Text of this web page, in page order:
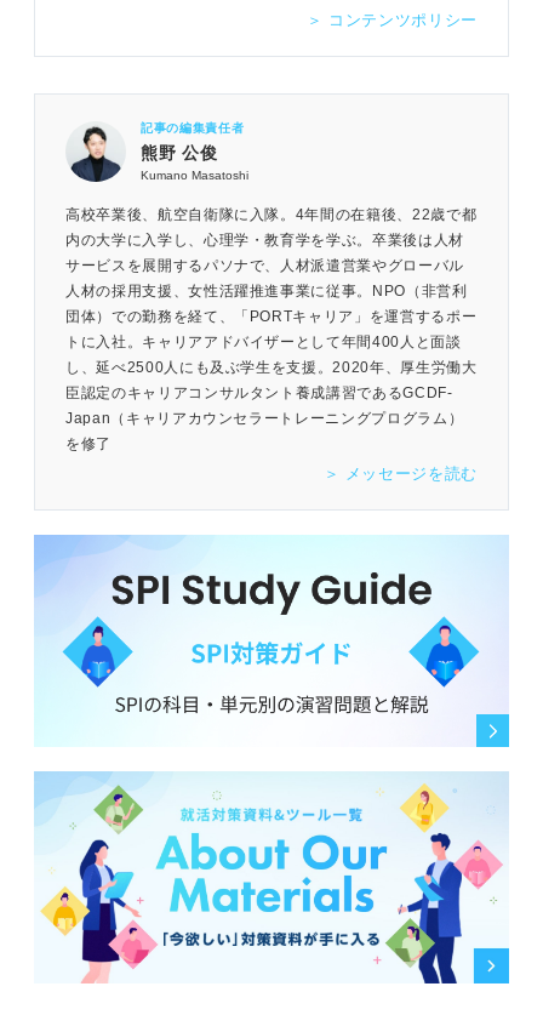
＞ コンテンツポリシー
記事の編集責任者
熊野 公俊
Kumano Masatoshi
高校卒業後、航空自衛隊に入隊。4年間の在籍後、22歳で都
内の大学に入学し、心理学・教育学を学ぶ。卒業後は人材
サービスを展開するパソナで、人材派遣営業やグローバル
人材の採用支援、女性活躍推進事業に従事。NPO（非営利
団体）での勤務を経て、「PORTキャリア」を運営するポー
トに入社。キャリアアドバイザーとして年間400人と面談
し、延べ2500人にも及ぶ学生を支援。2020年、厚生労働大
臣認定のキャリアコンサルタント養成講習であるGCDF-
Japan（キャリアカウンセラートレーニングプログラム）
を修了
＞ メッセージを読む